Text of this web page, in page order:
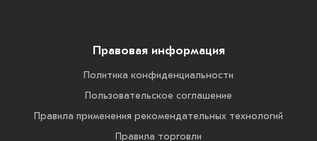
Правовая информация
Политика конфиденциальности
Пользовательское соглашение
Правила применения рекомендательных технологий
Правила торговли